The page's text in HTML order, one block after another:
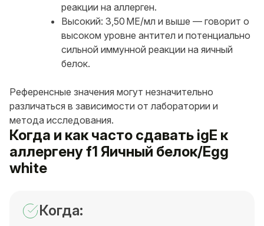
реакции на аллерген.
Высокий: 3,50 МЕ/мл и выше — говорит о
высоком уровне антител и потенциально
сильной иммунной реакции на яичный
белок.
Референсные значения могут незначительно
различаться в зависимости от лаборатории и
метода исследования.
Когда и как часто сдавать igE к
аллергену f1 Яичный белок/Egg
white
Когда: